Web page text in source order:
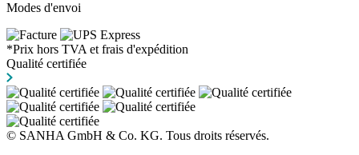
Modes d'envoi
*Prix hors TVA et frais d'expédition
Qualité certifiée
© SANHA GmbH & Co. KG. Tous droits réservés.